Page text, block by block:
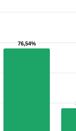
76,54%
76,54%